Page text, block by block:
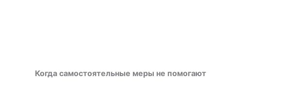
Когда самостоятельные меры не помогают